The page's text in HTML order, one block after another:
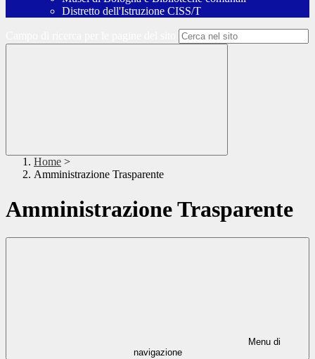
Distretto dell'Istruzione CISS/T
Home >
Amministrazione Trasparente
Amministrazione Trasparente
Menu di
navigazione